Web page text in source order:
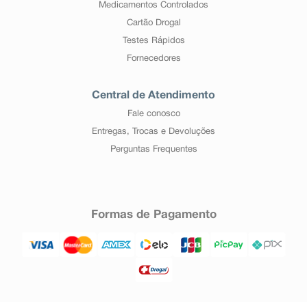
Medicamentos Controlados
Cartão Drogal
Testes Rápidos
Fornecedores
Central de Atendimento
Fale conosco
Entregas, Trocas e Devoluções
Perguntas Frequentes
Formas de Pagamento